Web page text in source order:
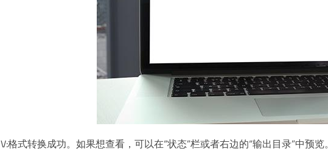
V:格式转换成功。如果想查看，可以在“状态”栏或者右边的“输出目录”中预览。